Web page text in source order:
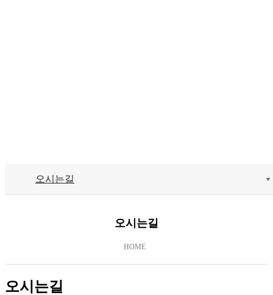
오시는길
오시는길
HOME
오시는길